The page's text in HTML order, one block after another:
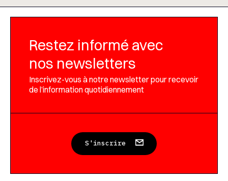
Restez informé avec
nos newsletters
Inscrivez-vous à notre newsletter pour recevoir
de l’information quotidiennement
S'inscrire